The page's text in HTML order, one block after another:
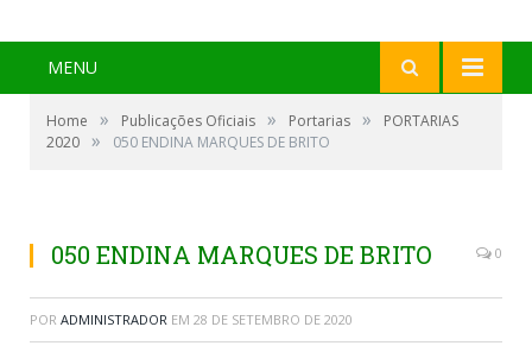
MENU
Home » Publicações Oficiais » Portarias »
PORTARIAS
2020 » 050 ENDINA MARQUES DE BRITO
050 ENDINA MARQUES DE BRITO 0
POR ADMINISTRADOR EM 28 DE SETEMBRO DE 2020